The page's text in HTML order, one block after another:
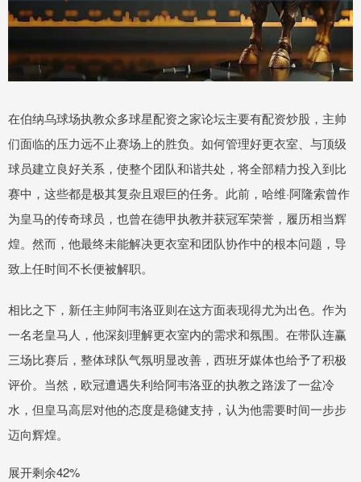
在伯纳乌球场执教众多球星配资之家论坛主要有配资炒股，主帅
们面临的压力远不止赛场上的胜负。如何管理好更衣室、与顶级
球员建立良好关系，使整个团队和谐共处，将全部精力投入到比
赛中，这些都是极其复杂且艰巨的任务。此前，哈维·阿隆索曾作
为皇马的传奇球员，也曾在德甲执教并获冠军荣誉，履历相当辉
煌。然而，他最终未能解决更衣室和团队协作中的根本问题，导
致上任时间不长便被解职。
相比之下，新任主帅阿韦洛亚则在这方面表现得尤为出色。作为
一名老皇马人，他深刻理解更衣室内的需求和氛围。在带队连赢
三场比赛后，整体球队气氛明显改善，西班牙媒体也给予了积极
评价。当然，欧冠遭遇失利给阿韦洛亚的执教之路泼了一盆冷
水，但皇马高层对他的态度是稳健支持，认为他需要时间一步步
迈向辉煌。
展开剩余42%